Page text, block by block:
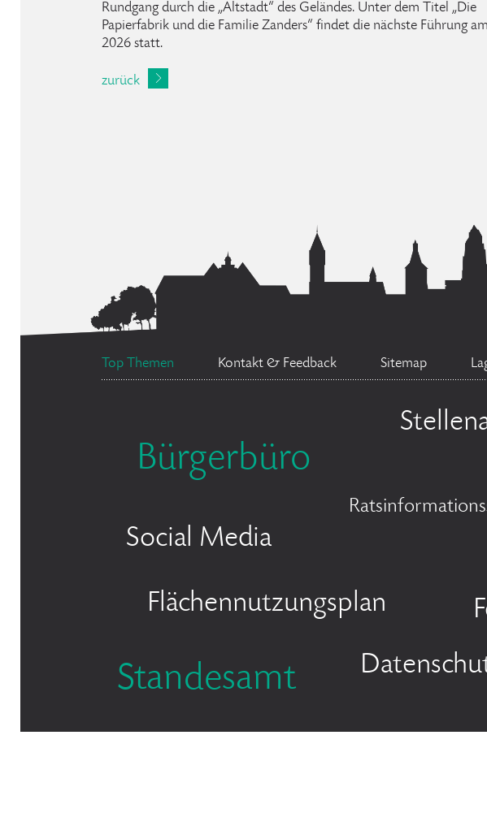
Rundgang durch die „Altstadt“ des Geländes. Unter dem Titel „Die
Papierfabrik und die Familie Zanders“ findet die nächste Führung
2026 statt.
zurück
Top Themen Kontakt & Feedback Sitemap
Bürgerbüro
Social Media
Flächennutzungsplan
Standesamt